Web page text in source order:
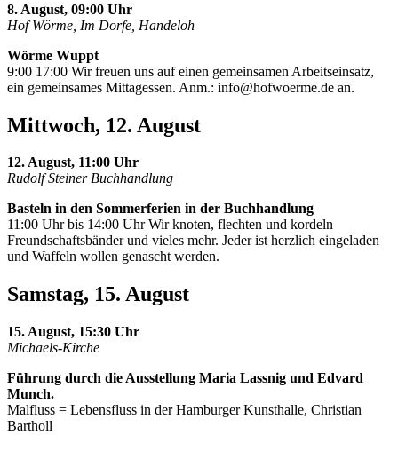
8. August, 09:00 Uhr
Hof Wörme, Im Dorfe, Handeloh
Wörme Wuppt
9:00 17:00 Wir freuen uns auf einen gemeinsamen Arbeitseinsatz,
ein gemeinsames Mittagessen. Anm.: info@hofwoerme.de an.
Mittwoch, 12. August
12. August, 11:00 Uhr
Rudolf Steiner Buchhandlung
Basteln in den Sommerferien in der Buchhandlung
11:00 Uhr bis 14:00 Uhr Wir knoten, flechten und kordeln
Freundschaftsbänder und vieles mehr. Jeder ist herzlich eingeladen
und Waffeln wollen genascht werden.
Samstag, 15. August
15. August, 15:30 Uhr
Michaels-Kirche
Führung durch die Ausstellung Maria Lassnig und Edvard
Munch.
Malfluss = Lebensfluss in der Hamburger Kunsthalle, Christian
Bartholl